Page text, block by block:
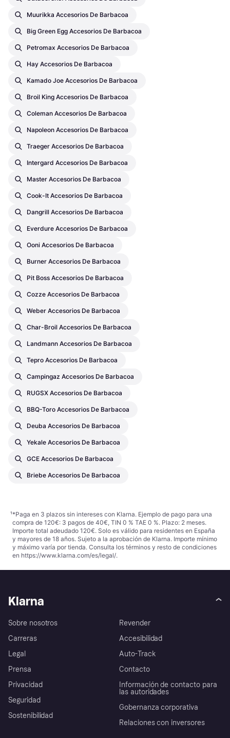
Muurikka Accesorios De Barbacoa
Big Green Egg Accesorios De Barbacoa
Petromax Accesorios De Barbacoa
Hay Accesorios De Barbacoa
Kamado Joe Accesorios De Barbacoa
Broil King Accesorios De Barbacoa
Coleman Accesorios De Barbacoa
Napoleon Accesorios De Barbacoa
Traeger Accesorios De Barbacoa
Intergard Accesorios De Barbacoa
Master Accesorios De Barbacoa
Cook-It Accesorios De Barbacoa
Dangrill Accesorios De Barbacoa
Everdure Accesorios De Barbacoa
Ooni Accesorios De Barbacoa
Burner Accesorios De Barbacoa
Pit Boss Accesorios De Barbacoa
Cozze Accesorios De Barbacoa
Weber Accesorios De Barbacoa
Char-Broil Accesorios De Barbacoa
Landmann Accesorios De Barbacoa
Tepro Accesorios De Barbacoa
Campingaz Accesorios De Barbacoa
RUGSX Accesorios De Barbacoa
BBQ-Toro Accesorios De Barbacoa
Deuba Accesorios De Barbacoa
Yekale Accesorios De Barbacoa
GCE Accesorios De Barbacoa
Briebe Accesorios De Barbacoa
¹*Paga en 3 plazos sin intereses con Klarna. Ejemplo de pago para una
compra de 120€: 3 pagos de 40€, TIN 0 % TAE 0 %. Plazo: 2 meses.
Importe total adeudado 120€. Solo es válido para residentes en España
y mayores de 18 años. Sujeto a la aprobación de Klarna. Importe mínimo
y máximo varía por tienda. Consulta los términos y resto de condiciones
en https://www.klarna.com/es/legal/.
Klarna
Sobre nosotros
Carreras
Legal
Prensa
Privacidad
Seguridad
Sostenibilidad
Revender
Accesibilidad
Auto-Track
Contacto
Información de contacto para
las autoridades
Gobernanza corporativa
Relaciones con inversores